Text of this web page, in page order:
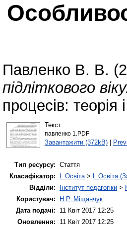
Павленко В. В.
підліткового
процесів:
Текст
павленко 1.PDF
Завантажити (372kB)|
Тип ресурсу: Стаття
Класифікатор:
L Освіта> L Освіта
Відділи:
Інститут педагогіки >
Користувач:
Н.Р. Міщанчук
Дата подачі:
11 Квіт 2017 12:25
Оновлення:
11 Квіт 2017 12:25